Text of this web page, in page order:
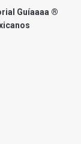
Guíaaaa ®